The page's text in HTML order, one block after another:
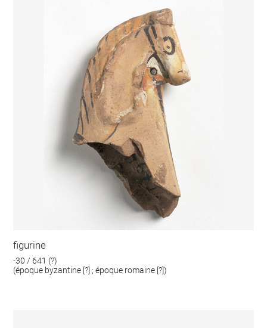
figurine
-30 / 641 (?)
(époque byzantine [?] ; époque romaine [?])